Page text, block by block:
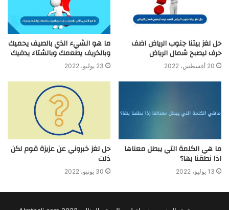
حل لغز بيتنا جنوب الرياض اضف
حرف ليصبح شمال الرياض
20 أغسطس، 2022
ما هو الشيء الذي بالصيف يحميك
وبالخريف يطعمك وبالشتاء يدفيك
23 يوليو، 2022
ما هي الكلمة التي يبطل معناها
اذا نطقنا بها؟
13 يوليو، 2022
حل لغز خبروني عن عزيزة قوم لكن
ذلت
30 يونيو، 2022